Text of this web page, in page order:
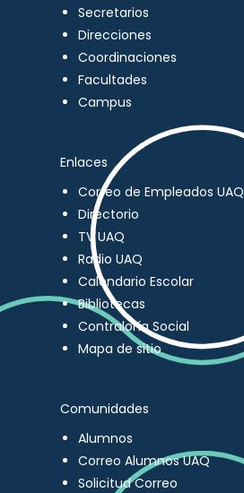
Secretarios
Direcciones
Coordinaciones
Facultades
Campus
Enlaces
Correo de Empleados UAQ
Directorio
TV UAQ
Radio UAQ
Calendario Escolar
Bibliotecas
Contraloría Social
Mapa de sitio
Comunidades
Alumnos
Correo Alumnos UAQ
Solicitud Correo